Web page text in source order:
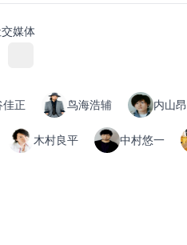
媒体
佳正 鸟海浩辅 内山
木村良平 中村悠一